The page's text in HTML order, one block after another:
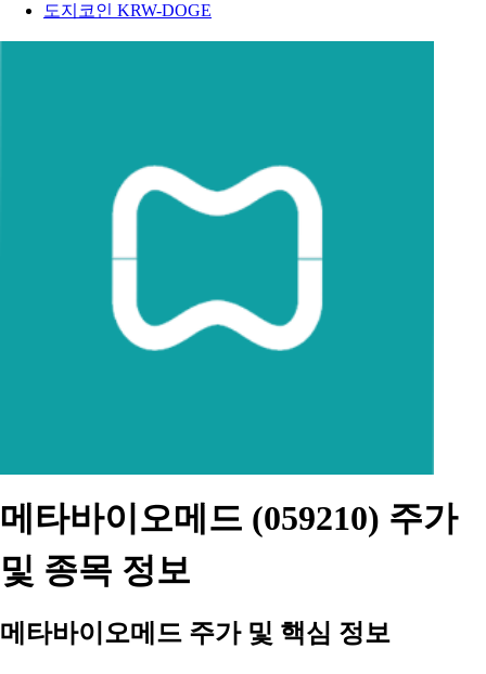
도지코인 KRW-DOGE
메타바이오메드 (059210) 주가
및 종목 정보
메타바이오메드 주가 및 핵심 정보